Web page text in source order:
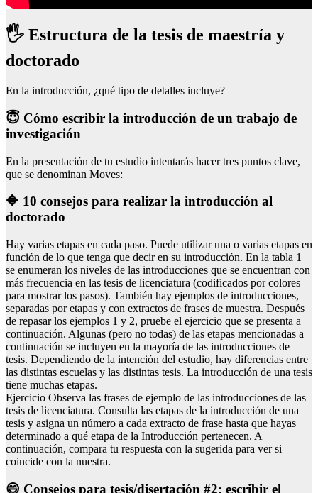
🖐 Estructura de la tesis de maestría y
doctorado
En la introducción, ¿qué tipo de detalles incluye?
😇 Cómo escribir la introducción de un trabajo de
investigación
En la presentación de tu estudio intentarás hacer tres puntos clave,
que se denominan Moves:
🔷 10 consejos para realizar la introducción al
doctorado
Hay varias etapas en cada paso. Puede utilizar una o varias etapas en
función de lo que tenga que decir en su introducción. En la tabla 1
se enumeran los niveles de las introducciones que se encuentran con
más frecuencia en las tesis de licenciatura (codificados por colores
para mostrar los pasos). También hay ejemplos de introducciones,
separadas por etapas y con extractos de frases de muestra. Después
de repasar los ejemplos 1 y 2, pruebe el ejercicio que se presenta a
continuación. Algunas (pero no todas) de las etapas mencionadas a
continuación se incluyen en la mayoría de las introducciones de
tesis. Dependiendo de la intención del estudio, hay diferencias entre
las distintas escuelas y las distintas tesis. La introducción de una tesis
tiene muchas etapas.
Ejercicio Observa las frases de ejemplo de las introducciones de las
tesis de licenciatura. Consulta las etapas de la introducción de una
tesis y asigna un número a cada extracto de frase hasta que hayas
determinado a qué etapa de la Introducción pertenecen. A
continuación, compara tu respuesta con la sugerida para ver si
coincide con la nuestra.
😄 Consejos para tesis/disertación #2: escribir el